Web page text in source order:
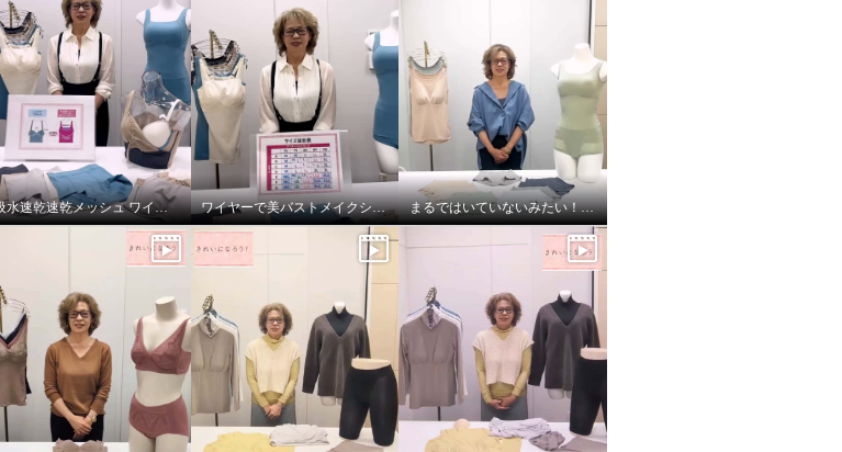
吸水速乾速乾メッシュ ワイヤーで美バストメイク ブラキャミ ワイヤーで美バストメイクシリーズ サイズの選び方 まるではいていないみたい！超のびのび吸水速乾付きショーツ